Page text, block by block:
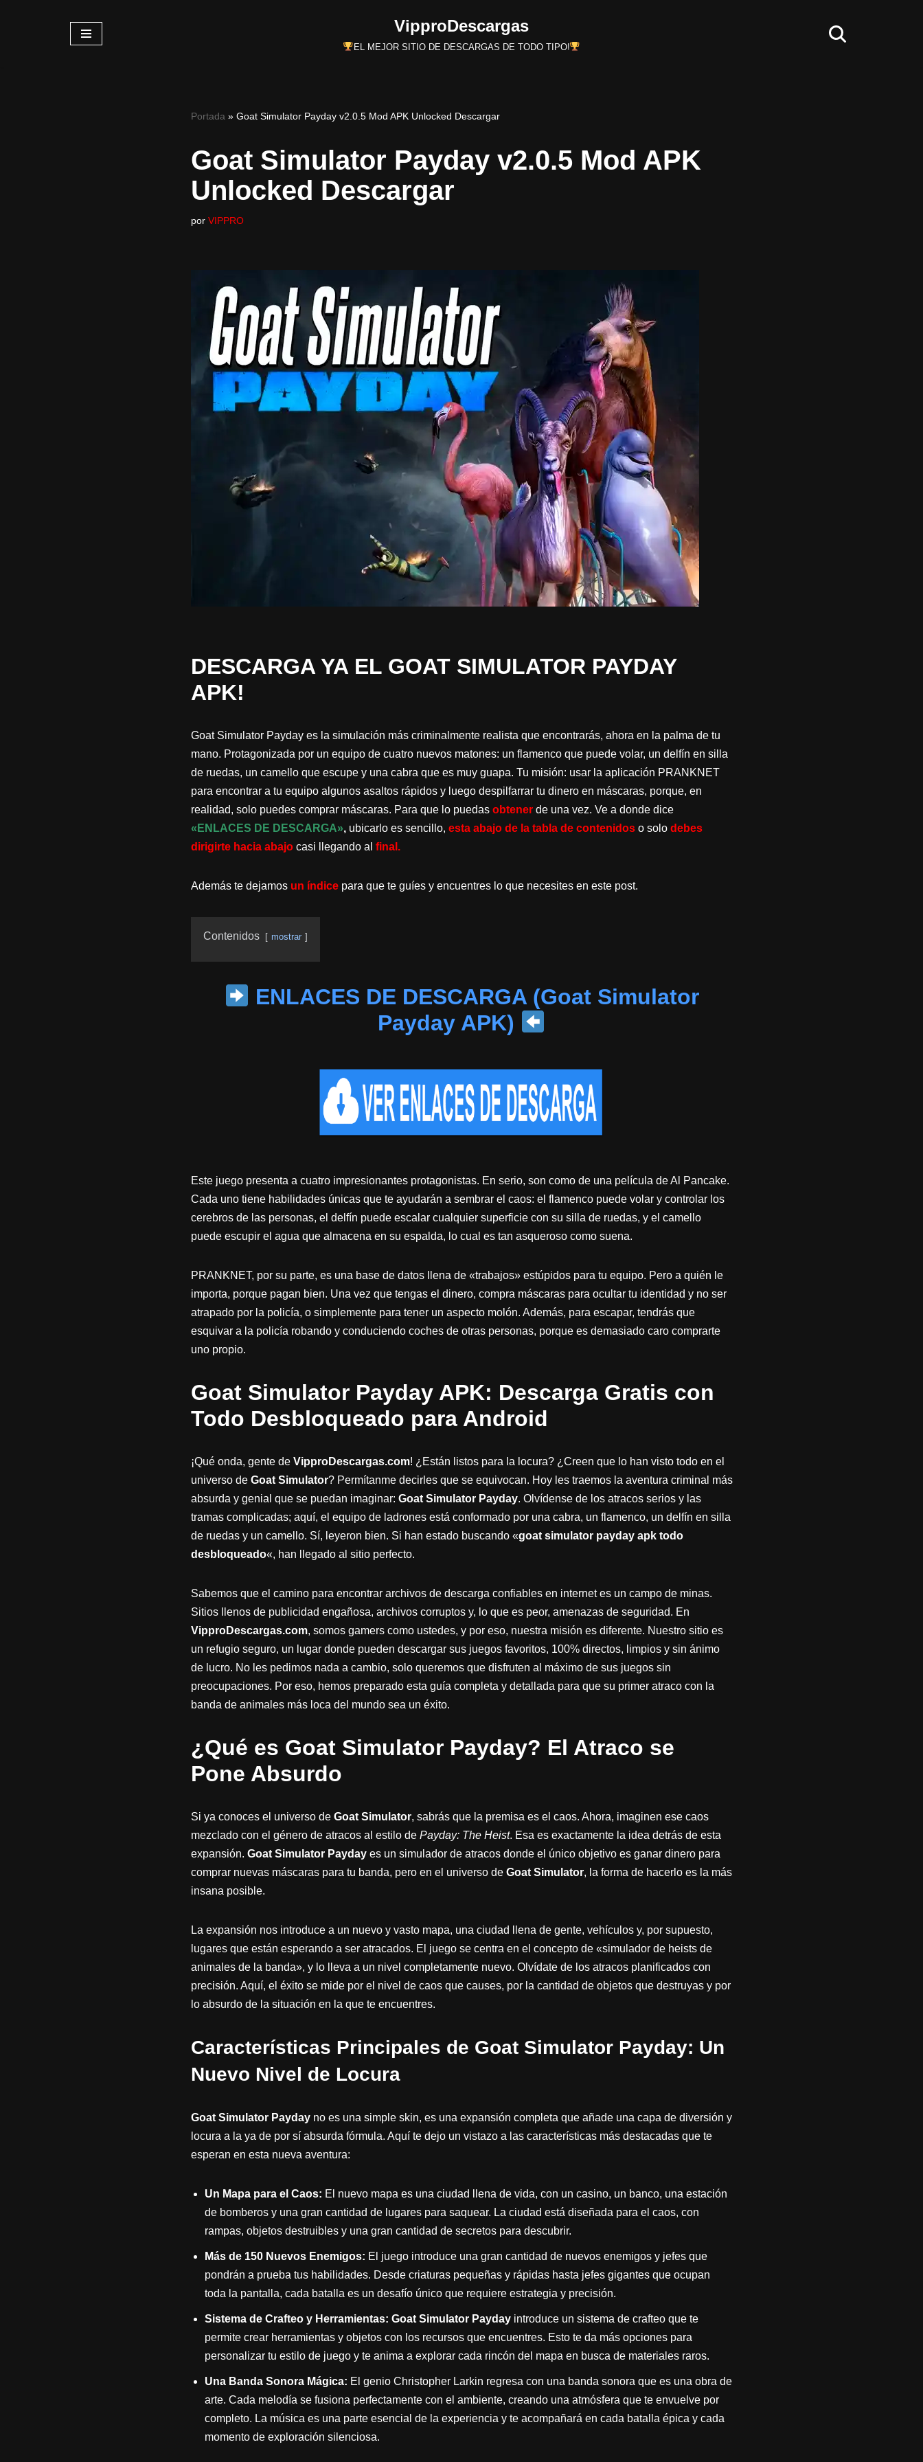
VipproDescargas
EL MEJOR SITIO DE DESCARGAS DE TODO TIPO!
Portada » Goat Simulator Payday v2.0.5 Mod APK Unlocked Descargar
Goat Simulator Payday v2.0.5 Mod APK
Unlocked Descargar
por VIPPRO
DESCARGA YA EL GOAT SIMULATOR PAYDAY
APK!
Goat Simulator Payday es la simulación más criminalmente realista que encontrarás, ahora en la palma de tu
mano. Protagonizada por un equipo de cuatro nuevos matones: un flamenco que puede volar, un delfín en silla
de ruedas, un camello que escupe y una cabra que es muy guapa. Tu misión: usar la aplicación PRANKNET
para encontrar a tu equipo algunos asaltos rápidos y luego despilfarrar tu dinero en máscaras, porque, en
realidad, solo puedes comprar máscaras. Para que lo puedas obtenerde una vez. Ve a donde dice
«ENLACES DE DESCARGA»,ubicarlo es sencillo, esta abajo de la tabla de contenidoso solo debes
dirigirte hacia abajocasi llegando al final.
Además te dejamos un índice para que te guíes y encuentres lo que necesites en este post.
Contenidos mostrar
ENLACES DE DESCARGA (Goat Simulator
Payday APK)
Este juego presenta a cuatro impresionantes protagonistas. En serio, son como de una película de Al Pancake.
Cada uno tiene habilidades únicas que te ayudarán a sembrar el caos: el flamenco puede volar y controlar los
cerebros de las personas, el delfín puede escalar cualquier superficie con su silla de ruedas, y el camello
puede escupir el agua que almacena en su espalda, lo cual es tan asqueroso como suena.
PRANKNET, por su parte, es una base de datos llena de «trabajos» estúpidos para tu equipo. Pero a quién le
importa, porque pagan bien. Una vez que tengas el dinero, compra máscaras para ocultar tu identidad y no ser
atrapado por la policía, o simplemente para tener un aspecto molón. Además, para escapar, tendrás que
esquivar a la policía robando y conduciendo coches de otras personas, porque es demasiado caro comprarte
uno propio.
Goat Simulator Payday APK: Descarga Gratis con
Todo Desbloqueado para Android
¡Qué onda, gente de VipproDescargas.com! ¿Están listos para la locura? ¿Creen que lo han visto todo en el
universo de Goat Simulator? Permítanme decirles que se equivocan. Hoy les traemos la aventura criminal más
absurda y genial que se puedan imaginar: Goat Simulator Payday. Olvídense de los atracos serios y las
tramas complicadas; aquí, el equipo de ladrones está conformado por una cabra, un flamenco, un delfín en silla
de ruedas y un camello. Sí, leyeron bien. Si han estado buscando «goat simulator payday apk todo
desbloqueado«, han llegado al sitio perfecto.
Sabemos que el camino para encontrar archivos de descarga confiables en internet es un campo de minas.
Sitios llenos de publicidad engañosa, archivos corruptos y, lo que es peor, amenazas de seguridad. En
VipproDescargas.com, somos gamers como ustedes, y por eso, nuestra misión es diferente. Nuestro sitio es
un refugio seguro, un lugar donde pueden descargar sus juegos favoritos, 100% directos, limpios y sin ánimo
de lucro. No les pedimos nada a cambio, solo queremos que disfruten al máximo de sus juegos sin
preocupaciones. Por eso, hemos preparado esta guía completa y detallada para que su primer atraco con la
banda de animales más loca del mundo sea un éxito.
¿Qué es Goat Simulator Payday? El Atraco se
Pone Absurdo
Si ya conoces el universo de Goat Simulator, sabrás que la premisa es el caos. Ahora, imaginen ese caos
mezclado con el género de atracos al estilo de Payday: The Heist. Esa es exactamente la idea detrás de esta
expansión. Goat Simulator Paydayes un simulador de atracos donde el único objetivo es ganar dinero para
comprar nuevas máscaras para tu banda, pero en el universo de Goat Simulator, la forma de hacerlo es la más
insana posible.
La expansión nos introduce a un nuevo y vasto mapa, una ciudad llena de gente, vehículos y, por supuesto,
lugares que están esperando a ser atracados. El juego se centra en el concepto de «simulador de heists de
animales de la banda», y lo lleva a un nivel completamente nuevo. Olvídate de los atracos planificados con
precisión. Aquí, el éxito se mide por el nivel de caos que causes, por la cantidad de objetos que destruyas y por
lo absurdo de la situación en la que te encuentres.
Características Principales de Goat Simulator Payday: Un
Nuevo Nivel de Locura
Goat Simulator Paydayno es una simple skin, es una expansión completa que añade una capa de diversión y
locura a la ya de por sí absurda fórmula. Aquí te dejo un vistazo a las características más destacadas que te
esperan en esta nueva aventura:
Un Mapa para el Caos: El nuevo mapa es una ciudad llena de vida, con un casino, un banco, una estación
de bomberos y una gran cantidad de lugares para saquear. La ciudad está diseñada para el caos, con
rampas, objetos destruibles y una gran cantidad de secretos para descubrir.
Más de 150 Nuevos Enemigos: El juego introduce una gran cantidad de nuevos enemigos y jefes que
pondrán a prueba tus habilidades. Desde criaturas pequeñas y rápidas hasta jefes gigantes que ocupan
toda la pantalla, cada batalla es un desafío único que requiere estrategia y precisión.
Sistema de Crafteo y Herramientas: Goat Simulator Paydayintroduce un sistema de crafteo que te
permite crear herramientas y objetos con los recursos que encuentres. Esto te da más opciones para
personalizar tu estilo de juego y te anima a explorar cada rincón del mapa en busca de materiales raros.
Una Banda Sonora Mágica: El genio Christopher Larkin regresa con una banda sonora que es una obra de
arte. Cada melodía se fusiona perfectamente con el ambiente, creando una atmósfera que te envuelve por
completo. La música es una parte esencial de la experiencia y te acompañará en cada batalla épica y cada
momento de exploración silenciosa.